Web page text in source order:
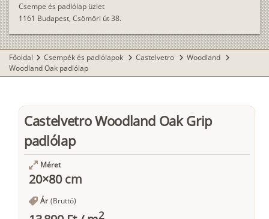
Csempe és padlólap üzlet
1161 Budapest, Csömöri út 38.
Főoldal chevron_right Csempék és padlólapok chevron_right Castelvetro chevron_right Woodland chevron_right
Woodland Oak padlólap
Castelvetro Woodland Oak Grip
padlólap
Méret
20×80 cm
Ár (Bruttó)
2